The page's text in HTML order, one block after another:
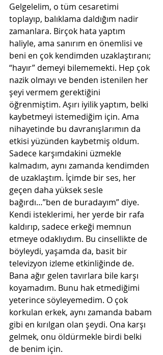
Gelgelelim, o tüm cesaretimi
toplayıp, balıklama daldığım nadir
zamanlara. Birçok hata yaptım
haliyle, ama sanırım en önemlisi ve
beni en çok kendimden uzaklaştıranı;
“hayır” demeyi bilememekti. Hep çok
nazik olmayı ve benden istenilen her
şeyi vermem gerektiğini
öğrenmiştim. Aşırı iyilik yaptım, belki
kaybetmeyi istemediğim için. Ama
nihayetinde bu davranışlarımın da
etkisi yüzünden kaybetmiş oldum.
Sadece karşımdakini üzmekle
kalmadım, aynı zamanda kendimden
de uzaklaştım. İçimde bir ses, her
geçen daha yüksek sesle
bağırdı…”ben de buradayım” diye.
Kendi isteklerimi, her yerde bir rafa
kaldırıp, sadece erkeği memnun
etmeye odaklıydım. Bu cinsellikte de
böyleydi, yaşamda da, basit bir
televizyon izleme etkinliğinde de.
Bana ağır gelen tavırlara bile karşı
koyamadım. Bunu hak etmediğimi
yeterince söyleyemedim. O çok
korkulan erkek, aynı zamanda babam
gibi en kırılgan olan şeydi. Ona karşı
gelmek, onu öldürmekle birdi belki
de benim için.